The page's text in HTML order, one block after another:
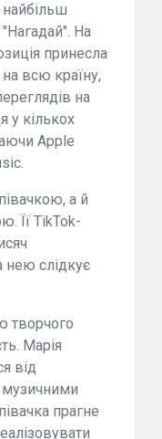
найбільш
"Нагадай". На
принесла
всю країну,
на
у кількох
Apple
а й
Її TikTok-
нею слідкує
творчого
Марія
від
прагне